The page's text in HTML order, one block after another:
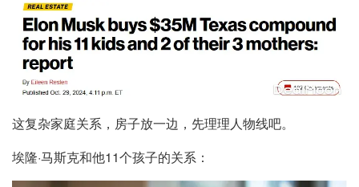
这复杂家庭关系，房子放一边，先理理人物线吧。
埃隆·马斯克和他11个孩子的关系：